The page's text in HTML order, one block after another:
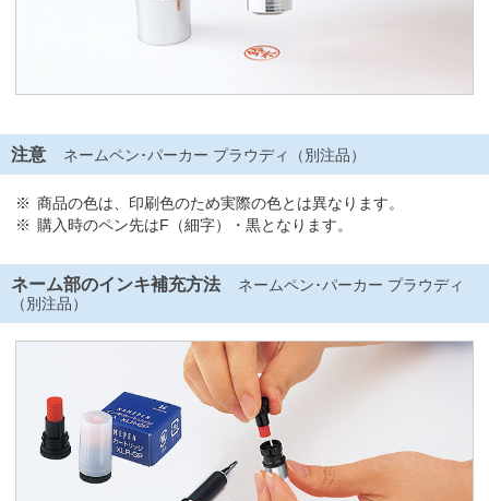
注意 ネームペン･パーカー プラウディ（別注品）
商品の色は、印刷色のため実際の色とは異なります。
購入時のペン先はF（細字）・黒となります。
ネーム部のインキ補充方法
ネームペン･パーカー プラウディ
（別注品）